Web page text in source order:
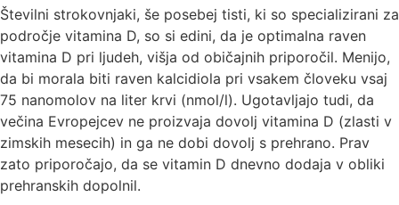
Številni strokovnjaki, še posebej tisti, ki so specializirani za
področje vitamina D, so si edini, da je optimalna raven
vitamina D pri ljudeh, višja od običajnih priporočil. Menijo,
da bi morala biti raven kalcidiola pri vsakem človeku vsaj
75 nanomolov na liter krvi (nmol/l). Ugotavljajo tudi, da
večina Evropejcev ne proizvaja dovolj vitamina D (zlasti v
zimskih mesecih) in ga ne dobi dovolj s prehrano. Prav
zato priporočajo, da se vitamin D dnevno dodaja v obliki
prehranskih dopolnil.